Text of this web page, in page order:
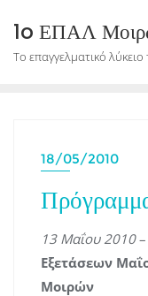
content
1o ΕΠΑΛ
Το επαγγελματικό
18/05/2010
13 Μαΐου 2010–
Εξετάσεων
Μοιρών